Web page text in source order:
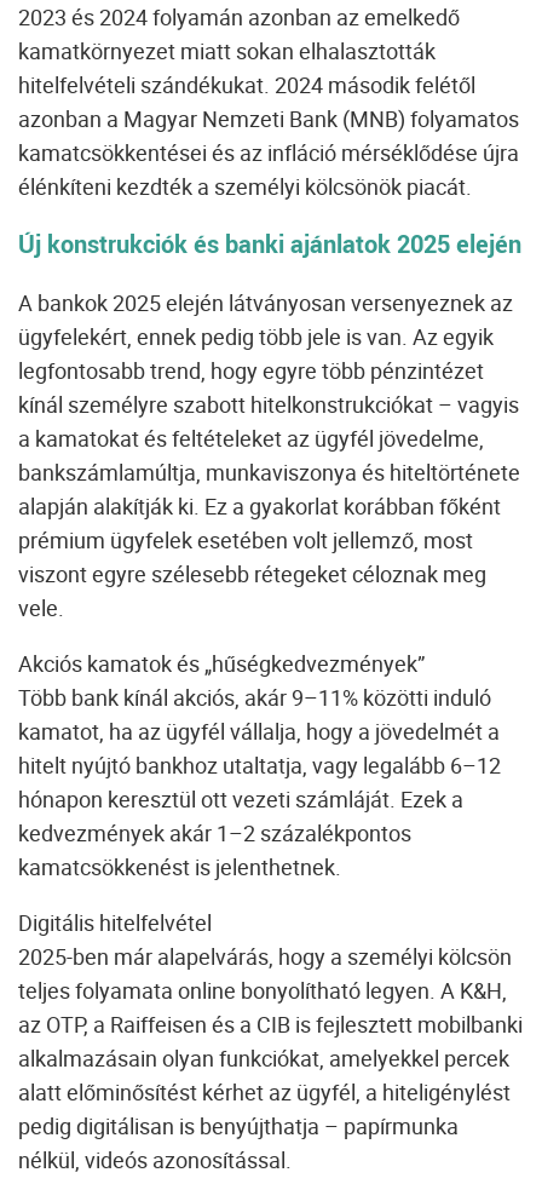
2023 és 2024 folyamán azonban az emelkedő
kamatkörnyezet miatt sokan elhalasztották
hitelfelvételi szándékukat. 2024 második felétől
azonban a Magyar Nemzeti Bank (MNB) folyamatos
kamatcsökkentései és az infláció mérséklődése újra
élénkíteni kezdték a személyi kölcsönök piacát.
Új konstrukciók és banki ajánlatok 2025 elején
A bankok 2025 elején látványosan versenyeznek az
ügyfelekért, ennek pedig több jele is van. Az egyik
legfontosabb trend, hogy egyre több pénzintézet
kínál személyre szabott hitelkonstrukciókat – vagyis
a kamatokat és feltételeket az ügyfél jövedelme,
bankszámlamúltja, munkaviszonya és hiteltörténete
alapján alakítják ki. Ez a gyakorlat korábban főként
prémium ügyfelek esetében volt jellemző, most
viszont egyre szélesebb rétegeket céloznak meg
vele.
Akciós kamatok és „hűségkedvezmények”
Több bank kínál akciós, akár 9–11% közötti induló
kamatot, ha az ügyfél vállalja, hogy a jövedelmét a
hitelt nyújtó bankhoz utaltatja, vagy legalább 6–12
hónapon keresztül ott vezeti számláját. Ezek a
kedvezmények akár 1–2 százalékpontos
kamatcsökkenést is jelenthetnek.
Digitális hitelfelvétel
2025-ben már alapelvárás, hogy a személyi kölcsön
teljes folyamata online bonyolítható legyen. A K&H,
az OTP, a Raiffeisen és a CIB is fejlesztett mobilbanki
alkalmazásain olyan funkciókat, amelyekkel percek
alatt előminősítést kérhet az ügyfél, a hiteligénylést
pedig digitálisan is benyújthatja – papírmunka
nélkül, videós azonosítással.